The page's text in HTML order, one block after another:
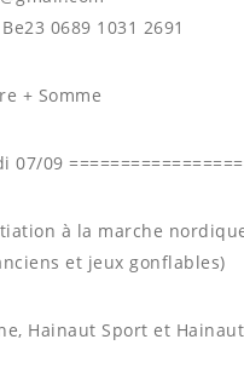
0689 1031 2691
+ Somme
07/09
à la marche
et jeux gonflables)
Hainaut Sport et